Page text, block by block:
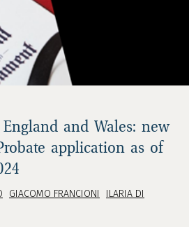
and Wales: new
application as of
GIACOMO FRANCIONI
ILARIA DI